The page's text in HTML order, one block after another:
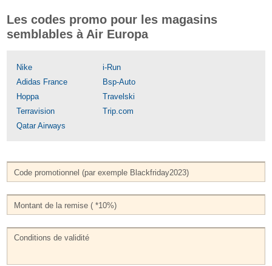
Les codes promo pour les magasins
semblables à Air Europa
Nike
i-Run
Adidas France
Bsp-Auto
Hoppa
Travelski
Terravision
Trip.com
Qatar Airways